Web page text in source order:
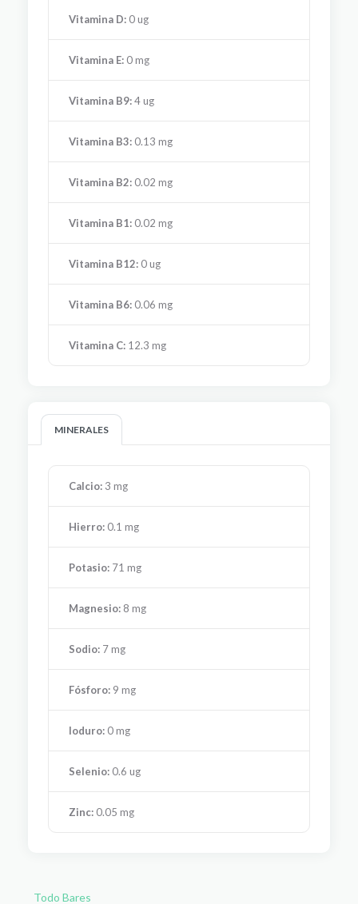
Vitamina D: 0 ug
Vitamina E: 0 mg
Vitamina B9:4 ug
Vitamina B3: 0.13 mg
Vitamina B2: 0.02 mg
Vitamina B1: 0.02 mg
Vitamina B12: 0 ug
Vitamina B6: 0.06 mg
Vitamina C: 12.3 mg
MINERALES
Calcio: 3 mg
Hierro: 0.1 mg
Potasio: 71 mg
Magnesio: 8 mg
Sodio: 7 mg
Fósforo: 9 mg
Ioduro: 0 mg
Selenio: 0.6 ug
Zinc: 0.05 mg
Todo Bares